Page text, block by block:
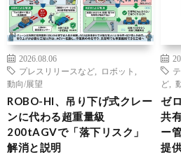
2026.08.06
プレスリリースなど
ロボット
動向/展望
ROBO-HI、吊り下げ式クレー
ンに代わる超重量級
200tAGVで「落下リスク」
解消と説明
ど
ゼ
共
ー
提